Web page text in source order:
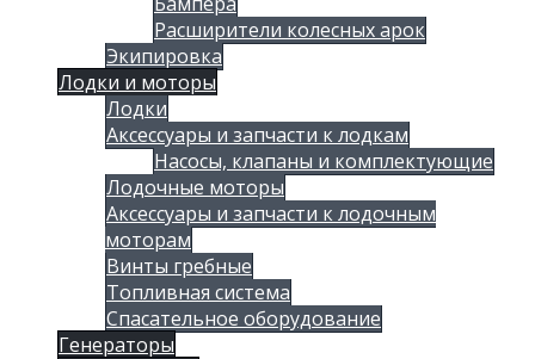
Расширители колесных арок
Экипировка
Лодки и моторы
Лодки
Аксессуары и запчасти к лодкам
Насосы, клапаны и комплектующие
Лодочные моторы
Аксессуары и запчасти к лодочным
моторам
Винты гребные
Топливная система
Спасательное оборудование
Генераторы